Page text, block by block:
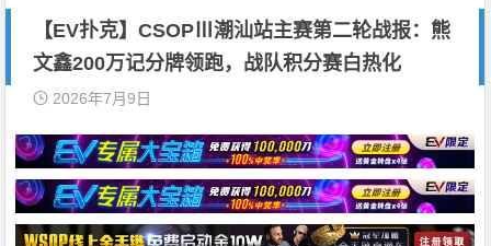
【EV扑克】CSOPⅢ潮汕站主赛第二轮战报：熊
文鑫200万记分牌领跑，战队积分赛白热化
2026年7月9日